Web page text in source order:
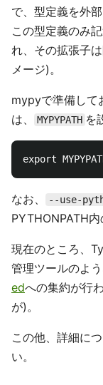
で、型定義を外
この型定義のみ
れ、その拡張子は
メージ)。
mypyで準備して
は、
MYPYPATH を
なお、 --use-
PYTHONPATH内
現在のところ、
管理ツールのよ
edへの集約が行
が)。
この他、詳細に
い。